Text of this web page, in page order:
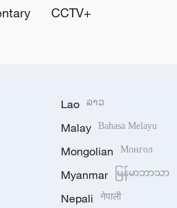
CCTV+
Lao ລາວ
Malay Bahasa Melayu
Mongolian Монгол
Myanmar မြန်မာဘာသာ
Nepali नेपाली